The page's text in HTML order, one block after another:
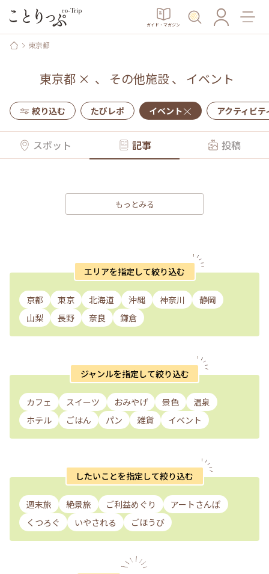
ガイド・マガジン
東京都
東京都 × 、 その他施設、 イベント
絞り込む たびレポ イベント アクティビテ
スポット 記事 投稿
もっとみる
エリアを指定して絞り込む
京都 東京 北海道 沖縄 神奈川
静岡
山梨
長野 奈良 鎌倉
ジャンルを指定して絞り込む
カフェ スイーツ おみやげ 景色
温泉
ホテル
ごはん パン 雑貨 イベント
したいことを指定して絞り込む
週末旅 絶景旅 ご利益めぐり
アートさんぽ
くつろぐ
いやされる ごほうび